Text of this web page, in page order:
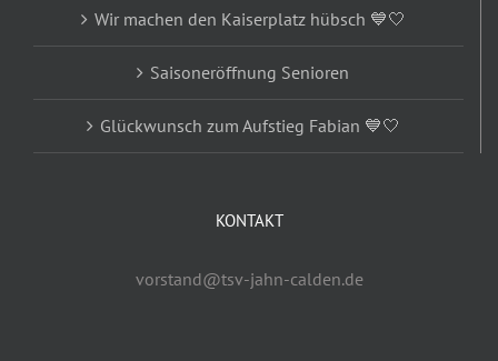
Wir machen den Kaiserplatz hübsch 💙🤍
Saisoneröffnung Senioren
Glückwunsch zum Aufstieg Fabian 💙🤍
KONTAKT
vorstand@tsv-jahn-calden.de